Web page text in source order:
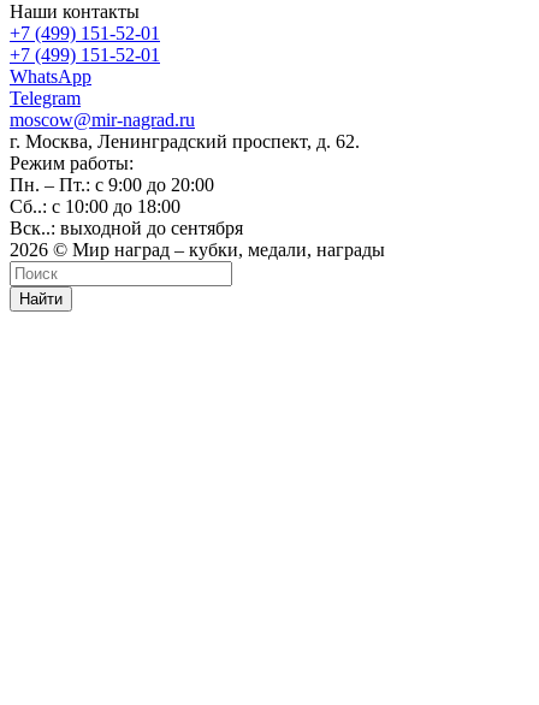
Наши контакты
+7 (499) 151-52-01
+7 (499) 151-52-01
WhatsApp
Telegram
moscow@mir-nagrad.ru
г. Москва, Ленинградский проспект, д. 62.
Режим работы:
Пн. – Пт.: с 9:00 до 20:00
Сб..: с 10:00 до 18:00
Вск..: выходной до сентября
2026 © Мир наград – кубки, медали, награды
Найти